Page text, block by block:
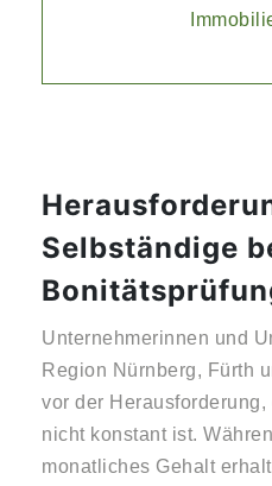
Selbständige
Unternehmerinnen und
Region Nürnberg, Fürth
vor der
nicht konstant ist.
monatliches Gehalt